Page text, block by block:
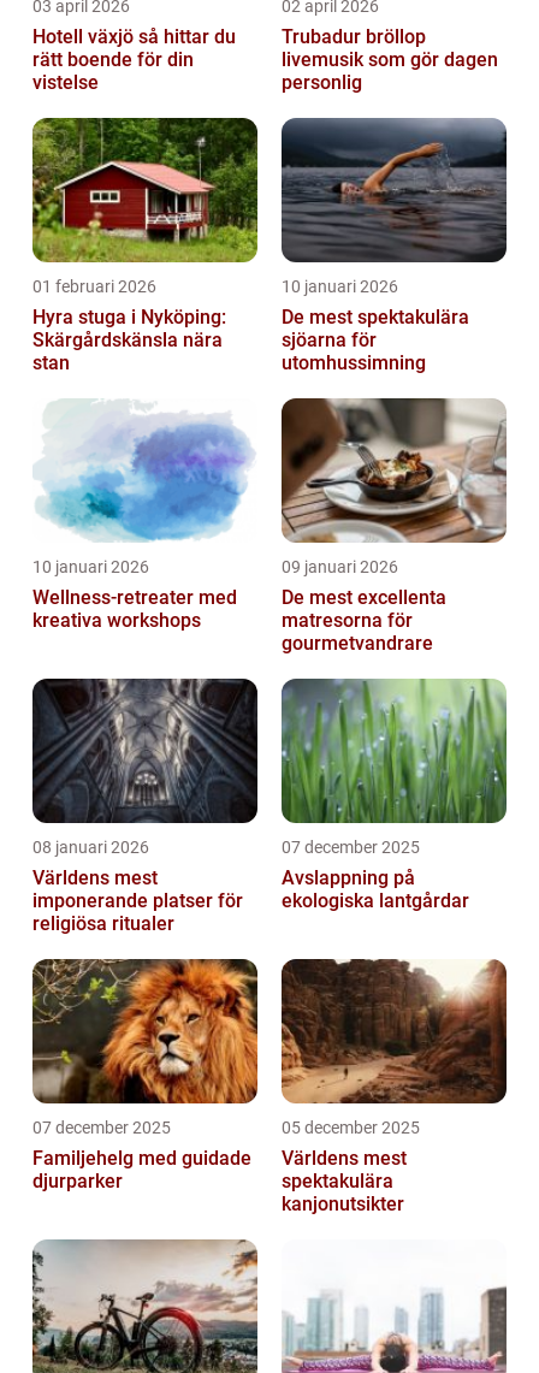
03 april 2026
Hotell växjö så hittar du
rätt boende för din
vistelse
02 april 2026
Trubadur bröllop
livemusik som gör dagen
personlig
01 februari 2026
Hyra stuga i Nyköping:
Skärgårdskänsla nära
stan
10 januari 2026
De mest spektakulära
sjöarna för
utomhussimning
10 januari 2026
Wellness-retreater med
kreativa workshops
09 januari 2026
De mest excellenta
matresorna för
gourmetvandrare
08 januari 2026
Världens mest
imponerande platser för
religiösa ritualer
07 december 2025
Avslappning på
ekologiska lantgårdar
07 december 2025
Familjehelg med guidade
djurparker
05 december 2025
Världens mest
spektakulära
kanjonutsikter